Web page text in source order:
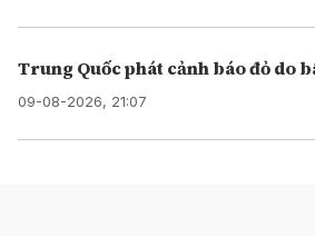
Trung Quốc phát cảnh báo đỏ do
09-08-2026, 21:07